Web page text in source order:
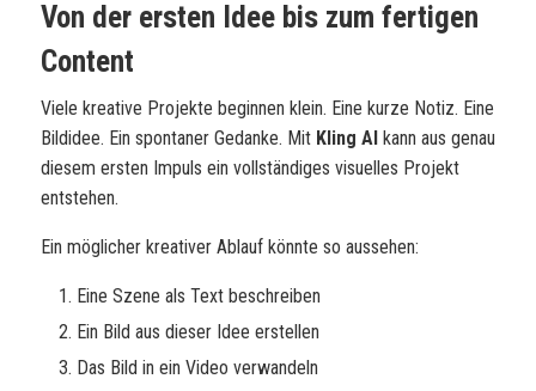
Von der ersten Idee bis zum fertigen
Content
Viele kreative Projekte beginnen klein. Eine kurze Notiz. Eine
Bildidee. Ein spontaner Gedanke. Mit Kling AI kann aus genau
diesem ersten Impuls ein vollständiges visuelles Projekt
entstehen.
Ein möglicher kreativer Ablauf könnte so aussehen:
Eine Szene als Text beschreiben
Ein Bild aus dieser Idee erstellen
Das Bild in ein Video verwandeln